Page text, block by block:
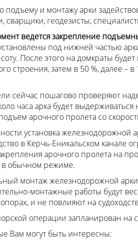
подъему и монтажу арки
сварщики, геодезисты,
ведется закрепление
под нижней частью
После этого на домкраты
строения, затем в 50 %, далее –
сейчас пошагово проверяют
часа арка будет выдерживаться
арочного пролета со
установка железнодорожной
в Керчь-Еникальском канале
арочного пролета на
в обычном режиме.
монтаж железнодорожной
монтажные работы будут
и не повлияют на
операции запланирован на
Вам могут быть интересны: